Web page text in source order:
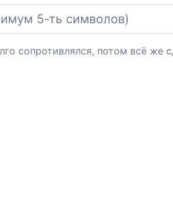
сопротивлялся, потом всё же